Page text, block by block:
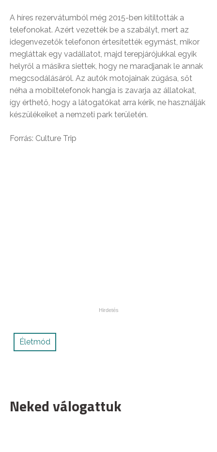
A híres rezervátumból még 2015-ben kitiltották a
telefonokat. Azért vezették be a szabályt, mert az
idegenvezetők telefonon értesítették egymást, mikor
megláttak egy vadállatot, majd terepjárójukkal egyik
helyről a másikra siettek, hogy ne maradjanak le annak
megcsodálásáról. Az autók motojainak zúgása, sőt
néha a mobiltelefonok hangja is zavarja az állatokat,
így érthető, hogy a látogatókat arra kérik, ne használják
készülékeiket a nemzeti park területén.
Forrás: Culture Trip
Életmód
Neked válogattuk